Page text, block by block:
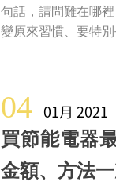
句話，請問難在哪
變原來習慣、要特
04 01月 2021
買節能電器
金額、方法